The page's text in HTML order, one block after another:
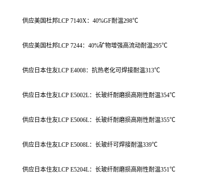
供应美国杜邦LCP 7140X：40%GF耐温298℃
供应美国杜邦LCP 7244：40%矿物增强高流动耐温295℃
供应日本住友LCP E4008：抗热老化可焊接耐温313℃
供应日本住友LCP E5002L：长玻纤耐磨损高刚性耐温354℃
供应日本住友LCP E5006L：长玻纤耐磨损高刚性耐温355℃
供应日本住友LCP E5008L：长玻纤可焊接耐温339℃
供应日本住友LCP E5204L：长玻纤耐磨损高刚性耐温351℃